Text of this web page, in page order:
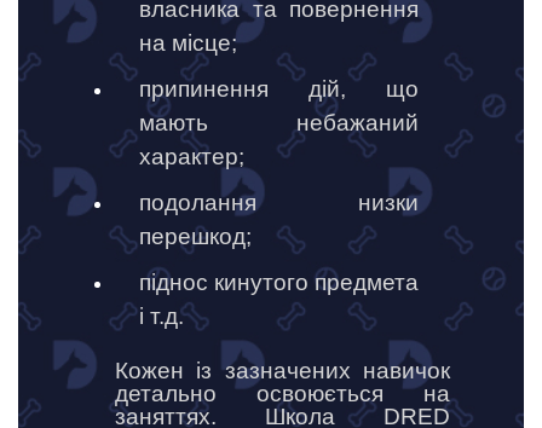
власника та повернення
на місце;
припинення дій, що
мають небажаний
характер;
подолання низки
перешкод;
піднос кинутого предмета
і т.д.
Кожен із зазначених навичок
детально освоюється на
заняттях. Школа DRED